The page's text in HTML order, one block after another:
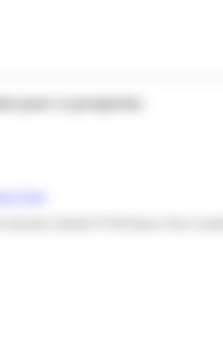
pour ce prospectus